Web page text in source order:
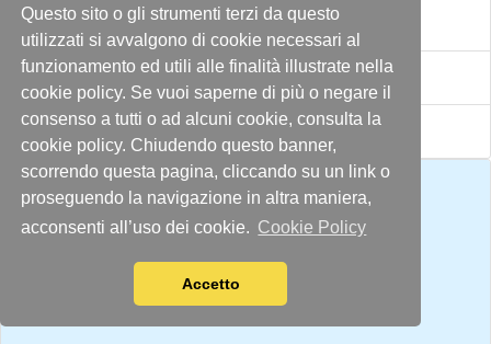
Questo sito o gli strumenti terzi da questo
utilizzati si avvalgono di cookie necessari al
funzionamento ed utili alle finalità illustrate nella
cookie policy. Se vuoi saperne di più o negare il
consenso a tutti o ad alcuni cookie, consulta la
cookie policy. Chiudendo questo banner,
scorrendo questa pagina, cliccando su un link o
proseguendo la navigazione in altra maniera,
acconsenti all’uso dei cookie. Cookie Policy
Accetto
LEE FILTERS FOGLIO 817 ZIRCON PALE DENSITY
Euro 10,50 IVA inclusa
Disponibile